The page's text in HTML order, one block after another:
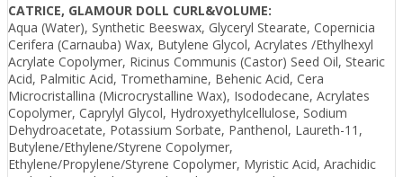
CATRICE, GLAMOUR DOLL CURL&VOLUME:
Aqua (Water), Synthetic Beeswax, Glyceryl Stearate, Copernicia
Cerifera (Carnauba) Wax, Butylene Glycol, Acrylates /Ethylhexyl
Acrylate Copolymer, Ricinus Communis (Castor) Seed Oil, Stearic
Acid, Palmitic Acid, Tromethamine, Behenic Acid, Cera
Microcristallina (Microcrystalline Wax), Isododecane, Acrylates
Copolymer, Caprylyl Glycol, Hydroxyethylcellulose, Sodium
Dehydroacetate, Potassium Sorbate, Panthenol, Laureth-11,
Butylene/Ethylene/Styrene Copolymer,
Ethylene/Propylene/Styrene Copolymer, Myristic Acid, Arachidic